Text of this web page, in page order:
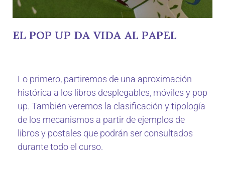
EL POP UP DA VIDA AL PAPEL
Lo primero, partiremos de una aproximación
histórica a los libros desplegables, móviles y pop
up. También veremos la clasificación y tipología
de los mecanismos a partir de ejemplos de
libros y postales que podrán ser consultados
durante todo el curso.